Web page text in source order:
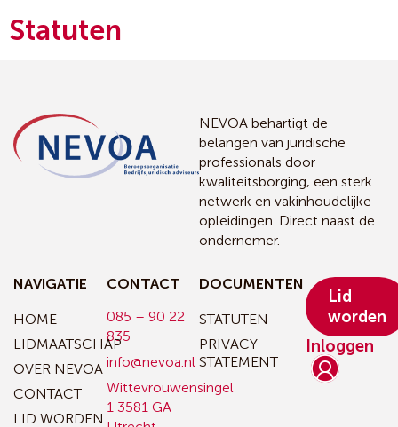
Statuten
NEVOA behartigt de
belangen van juridische
professionals door
kwaliteitsborging, een sterk
netwerk en vakinhoudelijke
opleidingen. Direct naast de
ondernemer.
NAVIGATIE
HOME
LIDMAATSCHAP
OVER NEVOA
CONTACT
LID WORDEN
CONTACT
085 – 90 22
835
info@nevoa.nl
Wittevrouwensingel
1 3581 GA
DOCUMENTEN
STATUTEN
PRIVACY
STATEMENT
Inloggen
Lid
worden